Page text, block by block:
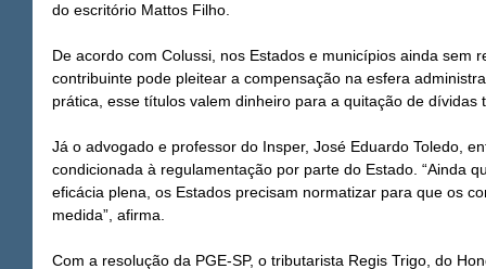
do escritório Mattos Filho.
De acordo com Colussi, nos Estados e municípios ainda sem
contribuinte pode pleitear a compensação na esfera
prática, esse títulos valem dinheiro para a quitação de dívidas
Já o advogado e professor do Insper, José Eduardo Toledo,
condicionada à regulamentação por parte do Estado. “Ainda
eficácia plena, os Estados precisam normatizar para que os
medida”, afirma.
Com a resolução da PGE-SP, o tributarista Regis Trigo, do